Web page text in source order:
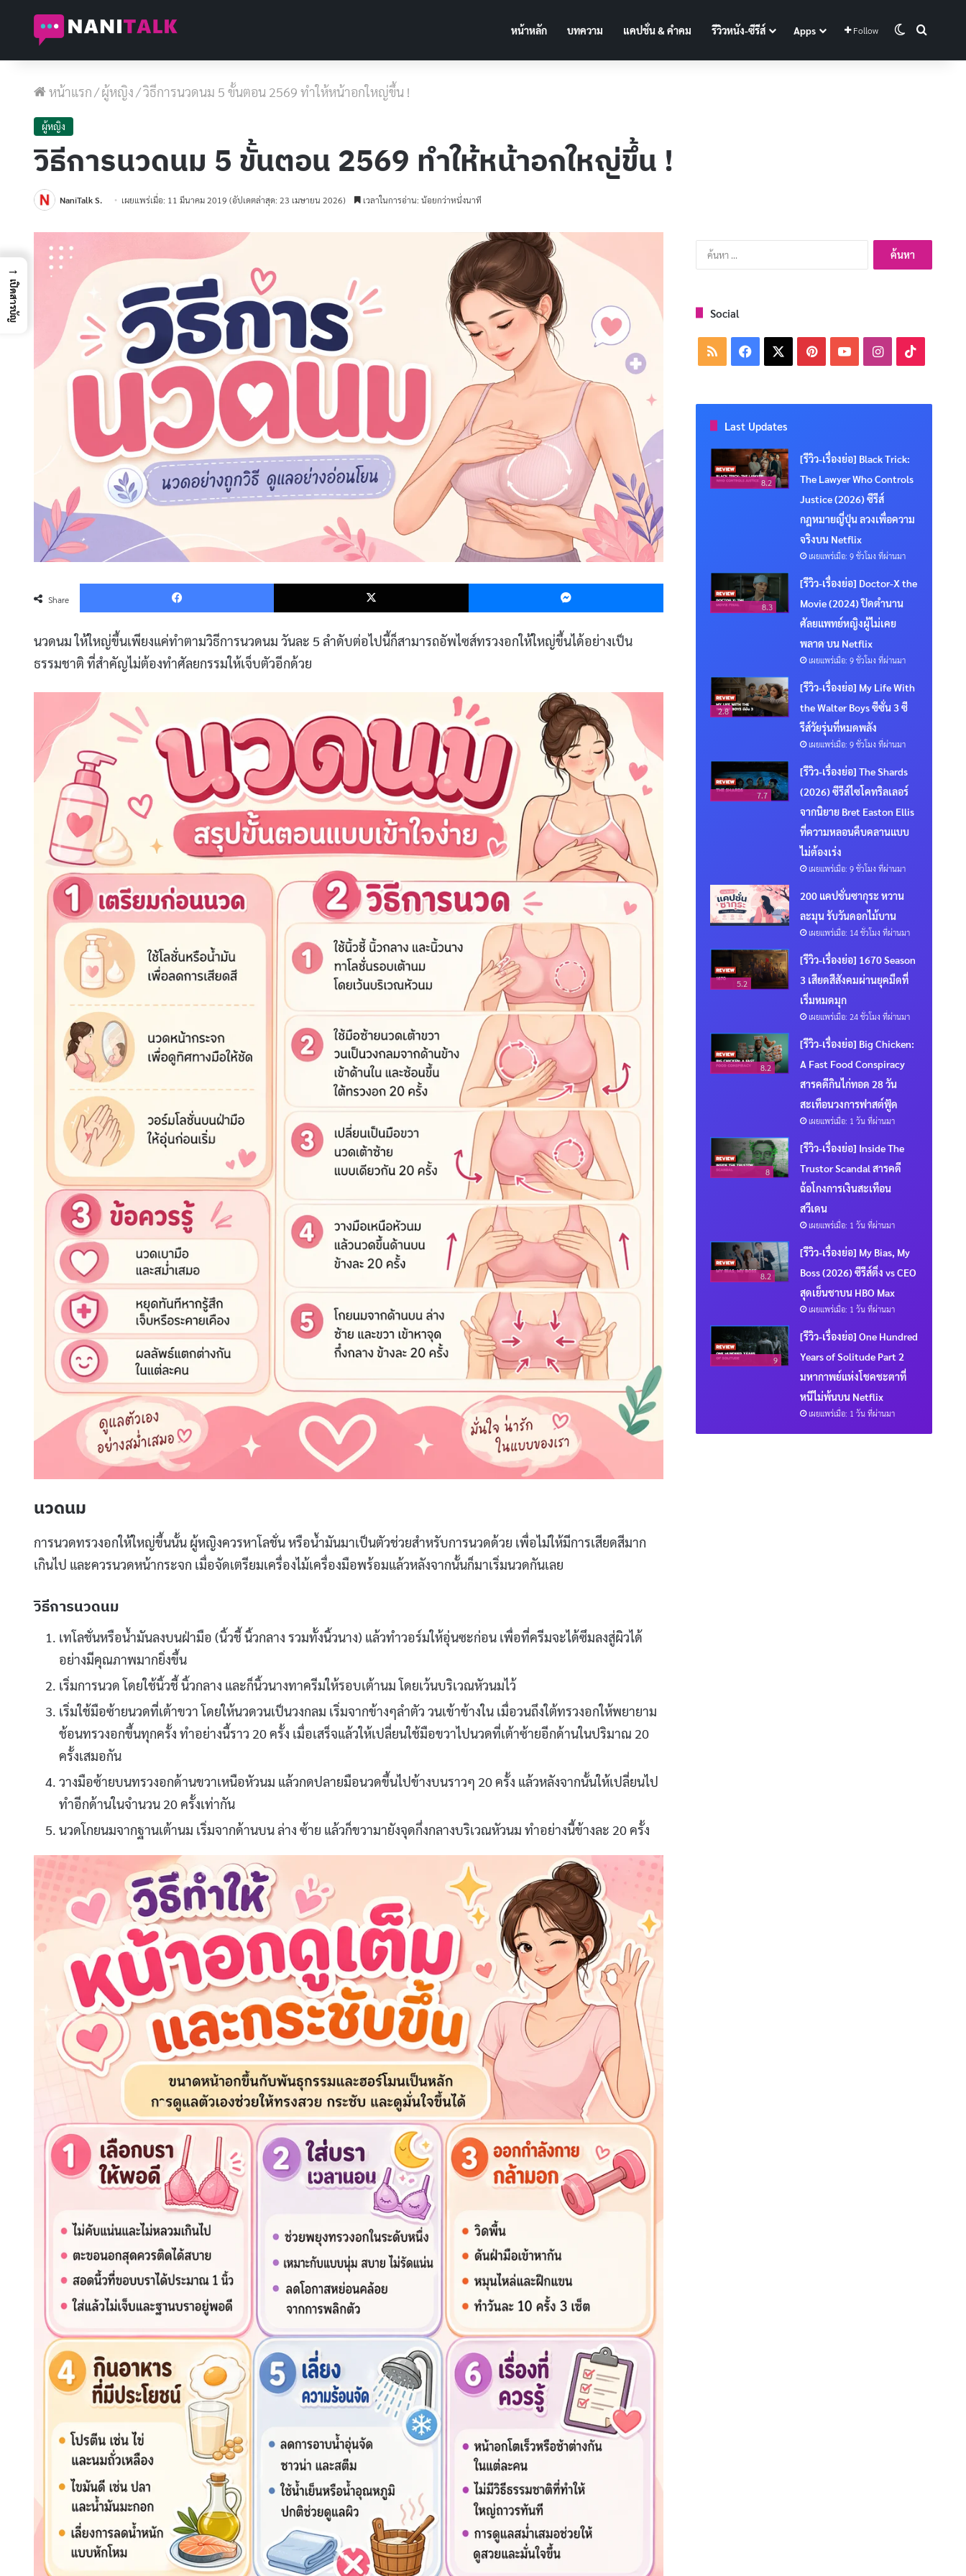
หน้าหลัก บทความ แคปชั่น & คำคม รีวิวหนัง-ซีรีส์ Apps Follow Switch skin
หน้าแรก/ผู้หญิง/วิธีการนวดนม 5 ขั้นตอน 2569 ทำให้หน้าอกใหญ่ขึ้น !
ผู้หญิง
วิธีการนวดนม 5 ขั้นตอน 2569 ทำให้หน้าอกใหญ่ขึ้น !
NaniTalk S. เผยแพร่เมื่อ: 11 มีนาคม 2019 (อัปเดตล่าสุด: 23 เมษายน 2026) เวลาในการอ่าน: น้อยกว่าหนึ่งนาที
Share
Facebook X Messenger
นวดนม ให้ใหญ่ขึ้นเพียงแค่ทำตามวิธีการนวดนม วันละ 5 ลำดับต่อไปนี้ก็สามารถอัพไซส์ทรวงอกให้ใหญ่ขึ้นได้อย่างเป็น
ธรรมชาติ ที่สำคัญไม่ต้องทำศัลยกรรมให้เจ็บตัวอีกด้วย
นวดนม
การนวดทรวงอกให้ใหญ่ขึ้นนั้น ผู้หญิงควรหาโลชั่น หรือน้ำมันมาเป็นตัวช่วยสำหรับการนวดด้วย เพื่อไม่ให้มีการเสียดสีมาก
เกินไป และควรนวดหน้ากระจก เมื่อจัดเตรียมเครื่องไม้เครื่องมือพร้อมแล้วหลังจากนั้นก็มาเริ่มนวดกันเลย
วิธีการนวดนม
เทโลชั่นหรือน้ำมันลงบนฝ่ามือ (นิ้วชี้ นิ้วกลาง รวมทั้งนิ้วนาง) แล้วทำวอร์มให้อุ่นซะก่อน เพื่อที่ครีมจะได้ซึมลงสู่ผิวได้
อย่างมีคุณภาพมากยิ่งขึ้น
เริ่มการนวด โดยใช้นิ้วชี้ นิ้วกลาง และก็นิ้วนางทาครีมให้รอบเต้านม โดยเว้นบริเวณหัวนมไว้
เริ่มใช้มือซ้ายนวดที่เต้าขวา โดยให้นวดวนเป็นวงกลม เริ่มจากข้างๆลำตัว วนเข้าข้างใน เมื่อวนถึงใต้ทรวงอกให้พยายาม
ช้อนทรวงอกขึ้นทุกครั้ง ทำอย่างนี้ราว 20 ครั้ง เมื่อเสร็จแล้วให้เปลี่ยนใช้มือขวาไปนวดที่เต้าซ้ายอีกด้านในปริมาณ 20
ครั้งเสมอกัน
วางมือซ้ายบนทรวงอกด้านขวาเหนือหัวนม แล้วกดปลายมือนวดขึ้นไปข้างบนราวๆ 20 ครั้ง แล้วหลังจากนั้นให้เปลี่ยนไป
ทำอีกด้านในจำนวน 20 ครั้งเท่ากัน
นวดโกยนมจากฐานเต้านม เริ่มจากด้านบน ล่าง ซ้าย แล้วก็ขวามายังจุดกึ่งกลางบริเวณหัวนม ทำอย่างนี้ข้างละ 20 ครั้ง
ค้นหา
สำหรับ:
Social
RSS Facebook PinterestYouTubeInstagram
Last Updates
8.2
[รีวิว-เรื่องย่อ] Black Trick:
The Lawyer Who Controls
Justice (2026) ซีรีส์
กฎหมายญี่ปุ่น ลวงเพื่อความ
จริงบน Netflix
เผยแพร่เมื่อ: 9 ชั่วโมง ที่ผ่านมา
8.3
[รีวิว-เรื่องย่อ] Doctor-X the
Movie (2024) ปิดตำนาน
ศัลยแพทย์หญิงผู้ไม่เคย
พลาด บน Netflix
เผยแพร่เมื่อ: 9 ชั่วโมง ที่ผ่านมา
2.8
[รีวิว-เรื่องย่อ] My Life With
the Walter Boys ซีซั่น 3 ซี
รีส์วัยรุ่นที่หมดพลัง
เผยแพร่เมื่อ: 9 ชั่วโมง ที่ผ่านมา
7.7
[รีวิว-เรื่องย่อ] The Shards
(2026) ซีรีส์ไซโคทริลเลอร์
จากนิยาย Bret Easton Ellis
ที่ความหลอนคืบคลานแบบ
ไม่ต้องเร่ง
เผยแพร่เมื่อ: 9 ชั่วโมง ที่ผ่านมา
200 แคปชั่นซากุระ หวาน
ละมุน รับวันดอกไม้บาน
เผยแพร่เมื่อ: 14 ชั่วโมง ที่ผ่านมา
5.2
[รีวิว-เรื่องย่อ] 1670 Season
3 เสียดสีสังคมผ่านยุคมืดที่
เริ่มหมดมุก
เผยแพร่เมื่อ: 24 ชั่วโมง ที่ผ่านมา
8.2
[รีวิว-เรื่องย่อ] Big Chicken:
A Fast Food Conspiracy
สารคดีกินไก่ทอด 28 วัน
สะเทือนวงการฟาสต์ฟู้ด
เผยแพร่เมื่อ: 1 วัน ที่ผ่านมา
8
[รีวิว-เรื่องย่อ] Inside The
Trustor Scandal สารคดี
ฉ้อโกงการเงินสะเทือน
สวีเดน
เผยแพร่เมื่อ: 1 วัน ที่ผ่านมา
8.2
[รีวิว-เรื่องย่อ] My Bias, My
Boss (2026) ซีรีส์ติ่ง vs CEO
สุดเย็นชาบน HBO Max
เผยแพร่เมื่อ: 1 วัน ที่ผ่านมา
9
[รีวิว-เรื่องย่อ] One Hundred
Years of Solitude Part 2
มหากาพย์แห่งโชคชะตาที่
หนีไม่พ้นบน Netflix
เผยแพร่เมื่อ: 1 วัน ที่ผ่านมา
→
เปิดสารบัญ